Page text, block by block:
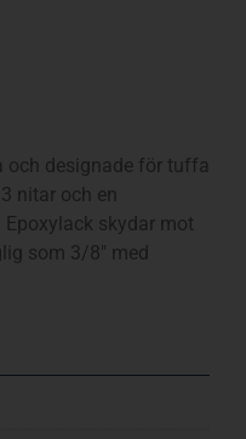
och designade för tuffa
nitar och en
skydar mot
som 3/8″ med